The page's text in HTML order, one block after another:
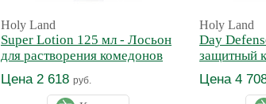
Holy Land
Super Lotion 125 мл - Лосьон
для растворения комедонов
Цена 2 618 руб.
Holy Land
Day
защитный
Цена 4